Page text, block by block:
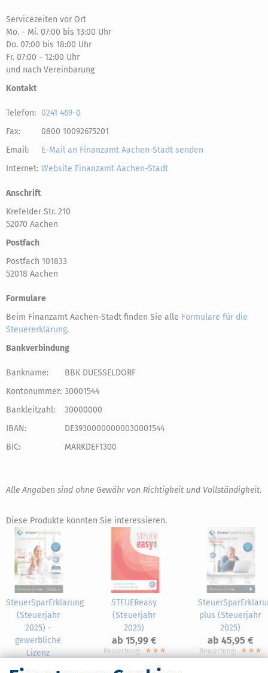
Servicezeiten vor Ort
Mo. - Mi. 07:00 bis 13:00 Uhr
Do. 07:00 bis 18:00 Uhr
Fr. 07:00 - 12:00 Uhr
und nach Vereinbarung
Kontakt
Telefon: 0241 469-0
Fax:
0800 10092675201
Email:
E-Mail an Finanzamt Aachen-Stadt senden
Internet: Website Finanzamt Aachen-Stadt
Anschrift
Krefelder Str. 210
52070 Aachen
Postfach
Postfach 101833
52018 Aachen
Formulare
Beim Finanzamt Aachen-Stadt finden Sie alle Formulare für die
Steuererklärung.
Bankverbindung
Bankname:
BBK DUESSELDORF
Kontonummer: 30001544
Bankleitzahl:
30000000
IBAN:
DE39300000000030001544
BIC:
MARKDEF1300
Alle Angaben sind ohne Gewähr von Richtigkeit und Vollständigkeit.
Diese Produkte könnten Sie interessieren.
SteuerSparErklärung
(Steuerjahr
2025) -
gewerbliche
Lizenz
ab 199,95 €
STEUEReasy
(Steuerjahr
2025)
ab 15,99 €
Bewertung:
plus (Steuerjahr
2025)
ab 45,95 €
Bewertung: